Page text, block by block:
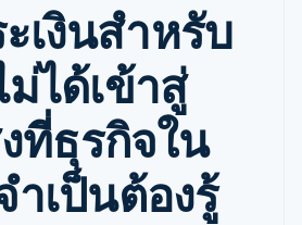
รายรับตาม
แบบแผนล่วง
หน้า
Metronome
การเรียกเก็บ
เงินตามการ
ใช้งาน
การชำระเงิน
ตามรอบบิล
การจัดการ
การชำระเงิน
ตามรอบบิล
Invoicing
Global
เบิกจ่าย
ให้กับ
บุคคลที่
สาม
รณีใช้งาน
าแบบใช้เอเจนต์
เมิร์ซ
ารทางการเงินที่ผสาน
นตัว
ำงานอัตโนมัติด้าน
ารีและ SDK
Apps
ารชำระเงินออนไลน์
ใช้งานการชำระเงิน
จรูป
นับสนุน
ารสนับสนุน
เกจการสนับสนุนที่ได้
รจัดการ
รเฉพาะทาง
เงินสำหรับ
ได้เข้าสู่
ที่ธุรกิจใน
ำเป็นต้องรู้